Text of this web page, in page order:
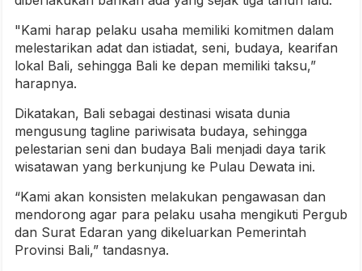
"Kami harap pelaku usaha memiliki komitmen dalam
melestarikan adat dan istiadat, seni, budaya, kearifan
lokal Bali, sehingga Bali ke depan memiliki taksu,”
harapnya.
Dikatakan, Bali sebagai destinasi wisata dunia
mengusung tagline pariwisata budaya, sehingga
pelestarian seni dan budaya Bali menjadi daya tarik
wisatawan yang berkunjung ke Pulau Dewata ini.
“Kami akan konsisten melakukan pengawasan dan
mendorong agar para pelaku usaha mengikuti Pergub
dan Surat Edaran yang dikeluarkan Pemerintah
Provinsi Bali,” tandasnya.